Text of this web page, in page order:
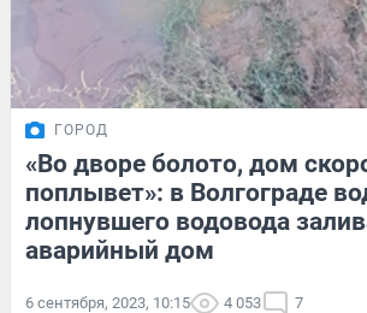
ГОРОД
«Во дворе болото, дом
поплывет»: в Волгограде
лопнувшего водовода
аварийный дом
6 сентября, 2023, 10:15 4 053 7